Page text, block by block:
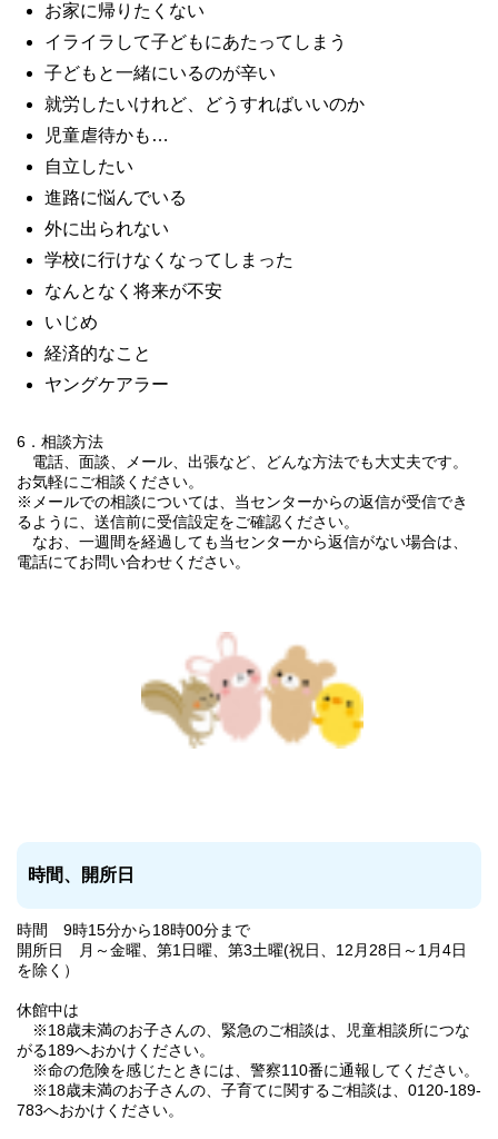
お家に帰りたくない
イライラして子どもにあたってしまう
子どもと一緒にいるのが辛い
就労したいけれど、どうすればいいのか
児童虐待かも…
自立したい
進路に悩んでいる
外に出られない
学校に行けなくなってしまった
なんとなく将来が不安
いじめ
経済的なこと
ヤングケアラー
6．相談方法
電話、面談、メール、出張など、どんな方法でも大丈夫です。
お気軽にご相談ください。
※メールでの相談については、当センターからの返信が受信でき
るように、送信前に受信設定をご確認ください。
なお、一週間を経過しても当センターから返信がない場合は、
電話にてお問い合わせください。
時間、開所日
時間 9時15分から18時00分まで
開所日 月～金曜、第1日曜、第3土曜(祝日、12月28日～1月4日
を除く）
休館中は
※18歳未満のお子さんの、緊急のご相談は、児童相談所につな
がる189へおかけください。
※命の危険を感じたときには、警察110番に通報してください。
※18歳未満のお子さんの、子育てに関するご相談は、0120-189-
783へおかけください。